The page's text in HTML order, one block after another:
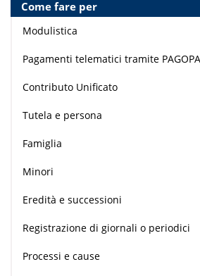
Come fare per
Modulistica
Pagamenti telematici tramite PAGOPA
Contributo Unificato
Tutela e persona
Famiglia
Minori
Eredità e successioni
Registrazione di giornali o periodici
Processi e cause